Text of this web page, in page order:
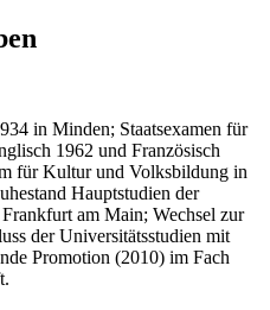
in Minden; Staatsexamen für
1962 und Französisch
für Kultur und Volksbildung in
Hauptstudien der
am Main; Wechsel zur
der Universitätsstudien mit
Promotion (2010) im Fach